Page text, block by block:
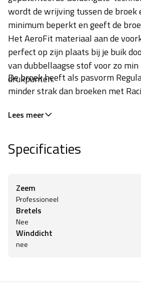
wordt de wrijving tussen de broek
minimum beperkt en geeft de
Het AeroFit materiaal aan de
perfect op zijn plaats bij je buik
van dubbellaagse stof voor zo
drukpunten.
De broek heeft als pasvorm
minder strak dan broeken met
Lees meer
Specificaties
Zeem
Professioneel
Bretels
Nee
Winddicht
nee